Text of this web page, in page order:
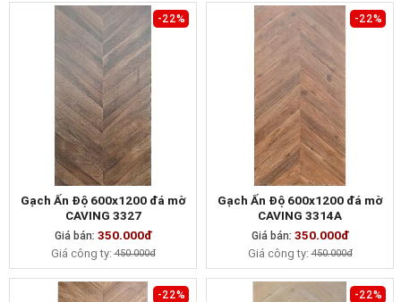
-22%
MUA NGAY
Gạch Ấn Độ 600x1200 đá mờ
CAVING 3327
Giá bán: 350.000đ
Giá công ty:450.000đ
-22%
MUA NGAY
Gạch Ấn Độ 600x1200 đá mờ
CAVING 3314A
Giá bán: 350.000đ
Giá công ty:450.000đ
-22% -22%